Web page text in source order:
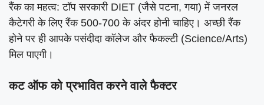
रैंक का महत्व: टॉप सरकारी DIET (जैसे पटना, गया) में जनरल
कैटेगरी के लिए रैंक 500-700 के अंदर होनी चाहिए। अच्छी रैंक
होने पर ही आपके पसंदीदा कॉलेज और फैकल्टी (Science/Arts)
मिल पाएगी।
कट ऑफ को प्रभावित करने वाले फैक्टर